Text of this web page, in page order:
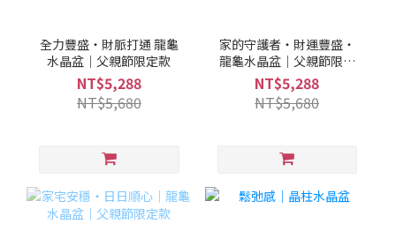
全力豐盛・財脈打通 龍龜
水晶盆｜父親節限定款
NT$5,288
NT$5,680
家的守護者・財運豐盛・
龍龜水晶盆｜父親節限定
款
NT$5,288
NT$5,680